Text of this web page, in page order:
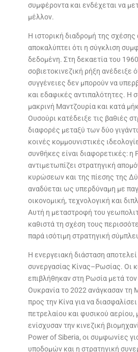
συμφέροντα και ενδέχεται να
μέλλον.
Η ιστορική διαδρομή της σχέσης
αποκαλύπτει ότι η σύγκλιση
δεδομένη. Στη δεκαετία του
σοβιετοκινεζική ρήξη ανέδειξε
συγγένειες δεν μπορούν να
και εδαφικές αντιπαλότητες. Η
μακρινή Μαντζουρία και κατά
Ουσούρι κατέδειξε τις βαθιές
διαφορές μεταξύ των δύο
κοινές κομμουνιστικές
συνθήκες είναι διαφορετικές: η
αντιμετωπίζει στρατηγική
κυρώσεων και της πίεσης της
αναδύεται ως υπερδύναμη με
οικονομική, τεχνολογική και
Αυτή η μεταστροφή του
καθιστά τη σχέση τους
παρά ισότιμη στρατηγική
Η ενεργειακή διάσταση
συνεργασίας Κίνας–Ρωσίας. Οι
επιβλήθηκαν στη Ρωσία μετά
Ουκρανία το 2022 ανάγκασαν τη
προς την Κίνα για να
πετρελαίου και φυσικού
ενίσχυσαν την κινεζική
Power of Siberia, οι συμφωνίες
υποδομών και η στρατηγική